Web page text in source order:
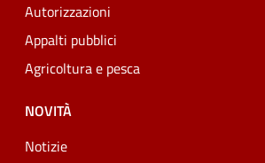
Autorizzazioni
Appalti pubblici
Agricoltura e pesca
NOVITÀ
Notizie